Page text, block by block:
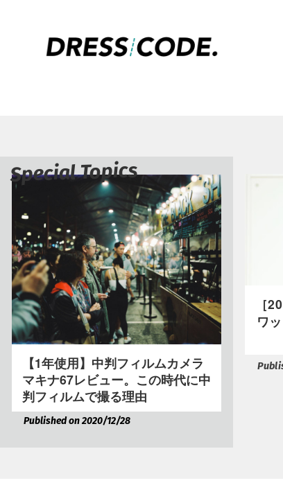
Special Topics
【1年使用】中判フィルムカメラ
マキナ67レビュー。この時代に中
判フィルムで撮る理由
Published on 2020/12/28
［
ワ